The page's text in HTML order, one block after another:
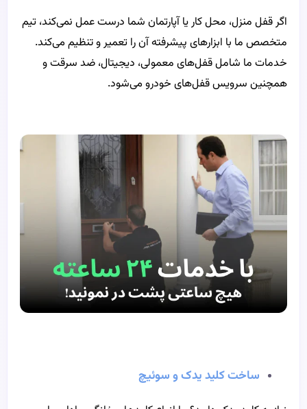
اگر قفل منزل، محل کار یا آپارتمان شما درست عمل نمی‌کند، تیم
متخصص ما با ابزارهای پیشرفته آن را تعمیر و تنظیم می‌کند.
خدمات ما شامل قفل‌های معمولی، دیجیتال، ضد سرقت و
همچنین سرویس قفل‌های خودرو می‌شود.
ساخت کلید یدک و سوئیچ